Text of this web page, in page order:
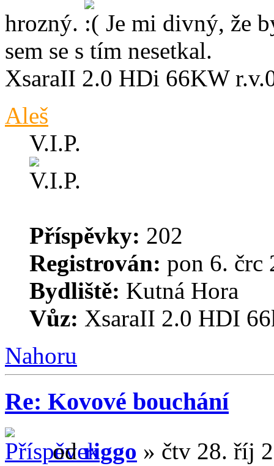
hrozný.
Je mi divný, že
sem se s tím nesetkal.
XsaraII 2.0 HDi 66KW
Aleš
V.I.P.
Příspěvky: 202
Registrován: pon 6. črc
Bydliště: Kutná Hora
Vůz: XsaraII 2.0 HDI
Nahoru
Re: Kovové bouchání
odriggo » čtv 28. říj